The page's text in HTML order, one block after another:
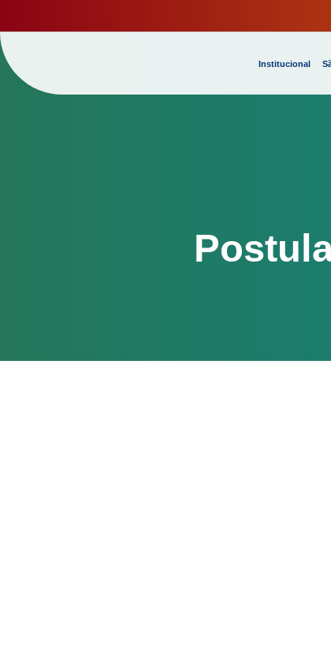
Institucional